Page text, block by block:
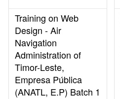
Training on Web
Design - Air
Navigation
Administration of
Timor-Leste,
Empresa Pública
(ANATL, E.P) Batch 1